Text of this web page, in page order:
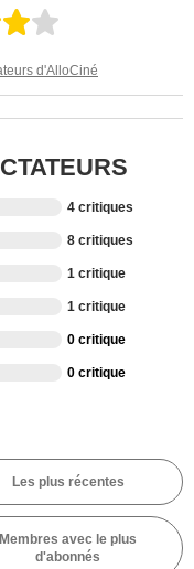
d'AlloCiné
4 critiques
8 critiques
1 critique
1 critique
0 critique
0 critique
Les plus récentes
Membres avec le plus
d'abonnés